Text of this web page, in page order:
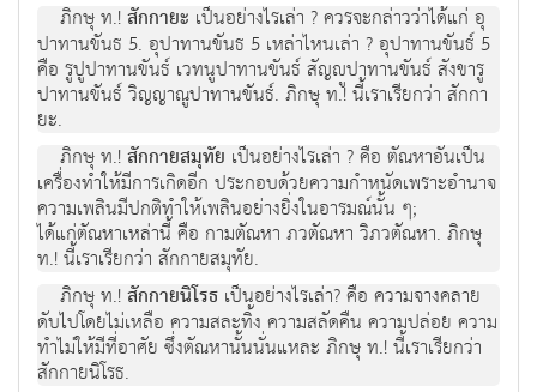
ภิกษุ ท.!สักกายะ เปนอยางไรเลา ? ควรจะกลาววาไดแก อุ
ปาทานขันธ 5. อุปาทานขันธ 5 เหลาไหนเลา ? อุปาทานขันธ์ 5
คือ รูปูปาทานขันธ เวทนูปาทานขันธ สัญูปาทานขันธ สังขารู
ปาทานขันธ วิญญาณูปาทานขันธ. ภิกษุ ท.! นี้เราเรียกวา สักกา
ยะ.
ภิกษุ ท.!สักกายสมุทัย เปนอยางไรเลา ? คือ ตัณหาอันเปน
เครื่องทําใหมีการเกิดอีก ประกอบดวยความกําหนัดเพราะอํานาจ
ความเพลินมีปกติทําใหเพลินอยางยิ่งในอารมณนั้น ๆ;
ไดแกตัณหาเหลานี้ คือ กามตัณหา ภวตัณหา วิภวตัณหา. ภิกษุ
ท.! นี้เราเรียกวา สักกายสมุทัย.
ภิกษุ ท.!สักกายนิโรธ เปนอยางไรเลา? คือ ความจางคลาย
ดับไปโดยไมเหลือ ความสละทิ้ง ความสลัดคืน ความปลอย ความ
ทําไมใหมีที่อาศัย ซึ่งตัณหานั้นนั่นแหละ ภิกษุ ท.! นี้เราเรียกวา
สักกายนิโรธ.